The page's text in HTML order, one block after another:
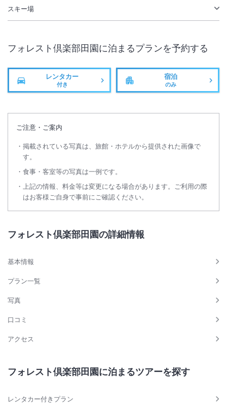
スキー場
フォレスト倶楽部田園に泊まるプランを予約する
レンタカー
付き
宿泊
のみ
ご注意・ご案内
掲載されている写真は、旅館・ホテルから提供された画像で
す。
食事・客室等の写真は一例です。
上記の情報、料金等は変更になる場合があります。ご利用の際
はお客様ご自身で事前にご確認ください。
フォレスト倶楽部田園の詳細情報
基本情報
プラン一覧
写真
口コミ
アクセス
フォレスト倶楽部田園に泊まるツアーを探す
レンタカー付きプラン